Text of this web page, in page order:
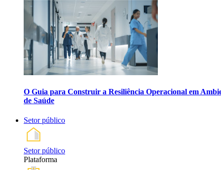
O Guia para Construir a Resiliência Operacional em
de Saúde
Setor público
Setor público
Plataforma